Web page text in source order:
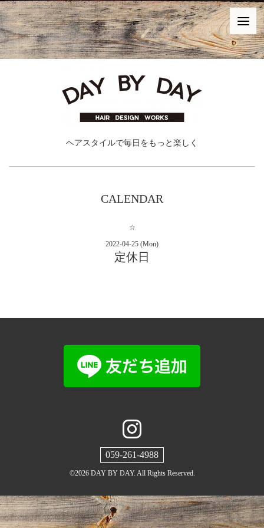
ヘアスタイルで毎日をもっと楽しく
CALENDAR
☆
2022-04-25 (Mon)
定休日
059-261-4988
©2026 DAY BY DAY. All Rights Reserved.